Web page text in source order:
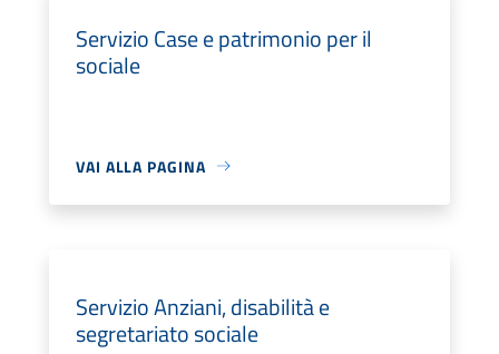
Servizio Case e patrimonio per il
sociale
VAI ALLA PAGINA
Servizio Anziani, disabilità e
segretariato sociale